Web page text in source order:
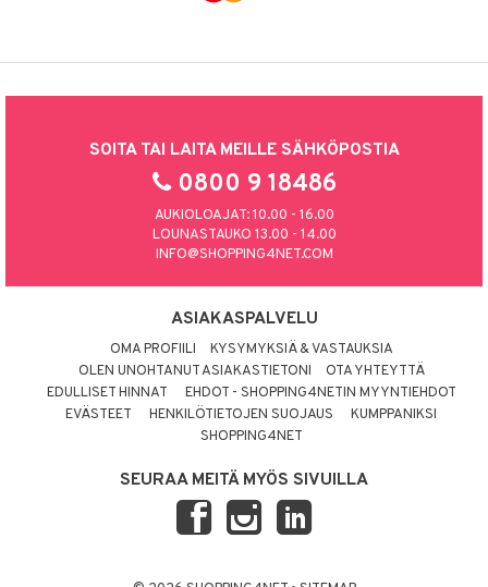
SOITA TAI LAITA MEILLE SÄHKÖPOSTIA
0800 9 18486
AUKIOLOAJAT: 10.00 - 16.00
LOUNASTAUKO 13.00 - 14.00
INFO@SHOPPING4NET.COM
ASIAKASPALVELU
OMA PROFIILI
KYSYMYKSIÄ & VASTAUKSIA
OLEN UNOHTANUT ASIAKASTIETONI
OTA YHTEYTTÄ
EDULLISET HINNAT
EHDOT - SHOPPING4NETIN MYYNTIEHDOT
EVÄSTEET
HENKILÖTIETOJEN SUOJAUS
KUMPPANIKSI
SHOPPING4NET
SEURAA MEITÄ MYÖS SIVUILLA